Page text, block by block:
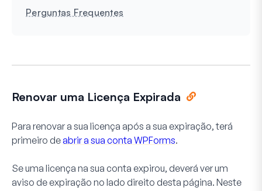
Perguntas Frequentes
Renovar uma Licença Expirada
Para renovar a sua licença após a sua expiração, terá
primeiro deabrir a sua conta WPForms.
Se uma licença na sua conta expirou, deverá ver um
aviso de expiração no lado direito desta página. Neste